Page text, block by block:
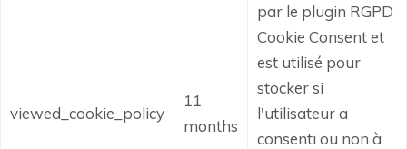
viewed_cookie_policy
11
months
par le plugin RGPD
Cookie Consent et
est utilisé pour
stocker si
l'utilisateur a
consenti ou non à